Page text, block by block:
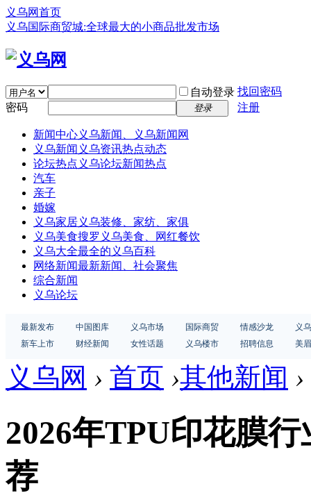
义乌网首页
义乌国际商贸城:全球最大的小商品批发市场
自动登录 找回密码
密码
登录 注册
新闻中心义乌新闻、义乌新闻网
义乌新闻 义乌资讯热点动态
论坛热点 义乌论坛新闻热点
汽车
亲子
婚嫁
义乌家居义乌装修、家纺、家俱
义乌美食搜罗义乌美食、网红餐饮
义乌大全最全的义乌百科
网络新闻最新新闻、社会聚焦
综合新闻
义乌论坛
最新发布 中国图库 义乌市场 国际商贸 情感沙龙
义
新车上市
财经新闻 女性话题 义乌楼市 招聘信息 美
义乌网 › 首页 ›其他新闻 ›
2026年TPU印花膜
荐